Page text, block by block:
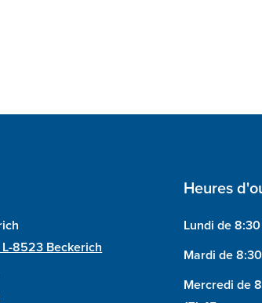
8523 Beckerich
Heures
Lundi de
Mardi de
Mercredi de